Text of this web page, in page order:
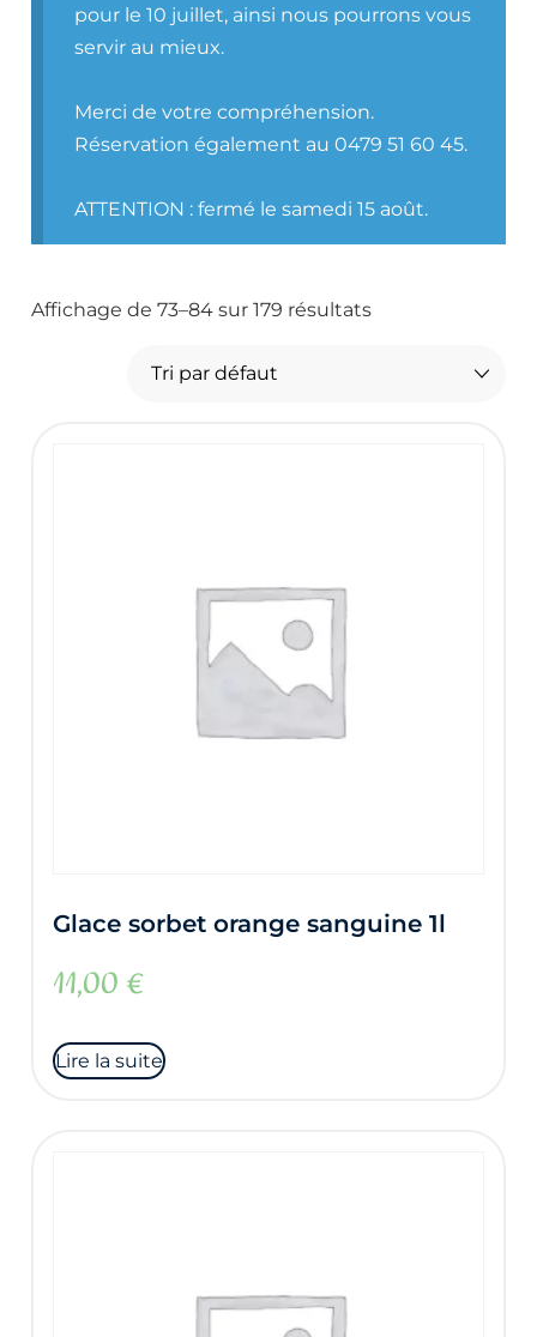
pour le 10 juillet, ainsi nous pourrons vous
servir au mieux.
Merci de votre compréhension.
Réservation également au 0479 51 60 45.
ATTENTION : fermé le samedi 15 août.
Affichage de 73–84 sur 179 résultats
Glace sorbet orange sanguine 1l
11,00 €
Lire la suite